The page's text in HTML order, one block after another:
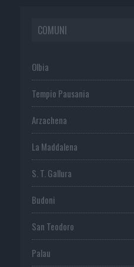
COMUNI
Olbia
Tempio Pausania
Arzachena
La Maddalena
S. T. Gallura
Budoni
San Teodoro
Palau